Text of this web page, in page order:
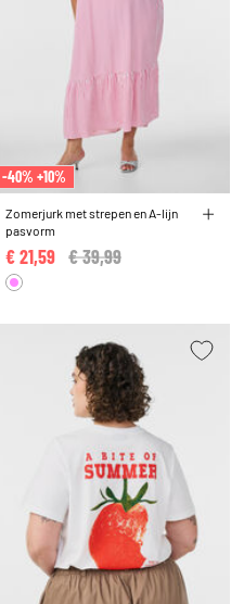
-40% +10%
Zomerjurk met strepen en A-lijn
pasvorm
Price reduced from
€ 39,99
€ 21,59